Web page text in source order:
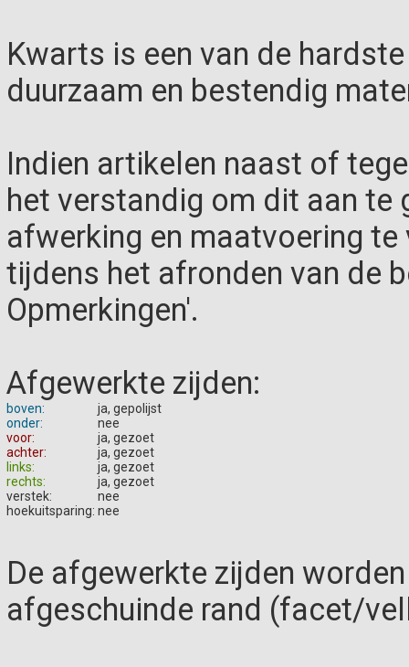
Kwarts is een van de
duurzaam en bestendig
Indien artikelen naast of
het verstandig om dit aan te
afwerking en maatvoering
tijdens het afronden van de
Opmerkingen'.
Afgewerkte zijden:
boven:
ja, gepolijst
onder:
nee
voor:
ja, gezoet
achter:
ja, gezoet
links:
ja, gezoet
rechts:
ja, gezoet
verstek:
nee
hoekuitsparing: nee
De afgewerkte zijden
afgeschuinde rand (facet/